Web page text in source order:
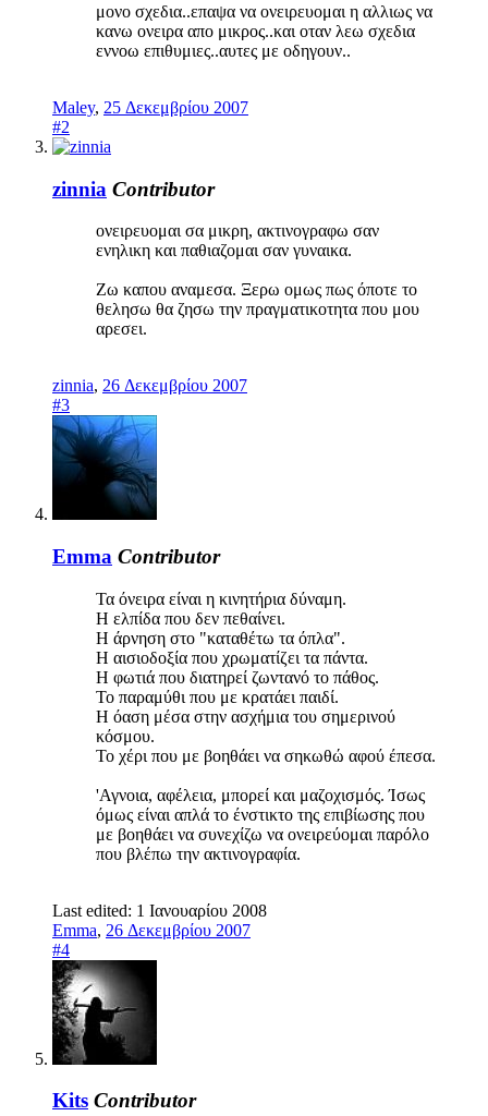
μονο σχεδια..επαψα να ονειρευομαι η αλλιως να
κανω ονειρα απο μικρος..και οταν λεω σχεδια
εννοω επιθυμιες..αυτες με οδηγουν..
Maley, 25 Δεκεμβρίου 2007
#2
zinnia Contributor
ονειρευομαι σα μικρη, ακτινογραφω σαν
ενηλικη και παθιαζομαι σαν γυναικα.
Ζω καπου αναμεσα. Ξερω ομως πως όποτε το
θελησω θα ζησω την πραγματικοτητα που μου
αρεσει.
zinnia, 26 Δεκεμβρίου 2007
#3
Emma Contributor
Τα όνειρα είναι η κινητήρια δύναμη.
Η ελπίδα που δεν πεθαίνει.
Η άρνηση στο "καταθέτω τα όπλα".
Η αισιοδοξία που χρωματίζει τα πάντα.
Η φωτιά που διατηρεί ζωντανό το πάθος.
Το παραμύθι που με κρατάει παιδί.
Η όαση μέσα στην ασχήμια του σημερινού
κόσμου.
Το χέρι που με βοηθάει να σηκωθώ αφού έπεσα.
'Αγνοια, αφέλεια, μπορεί και μαζοχισμός. Ίσως
όμως είναι απλά το ένστικτο της επιβίωσης που
με βοηθάει να συνεχίζω να ονειρεύομαι παρόλο
που βλέπω την ακτινογραφία.
Last edited: 1 Ιανουαρίου 2008
Emma, 26 Δεκεμβρίου 2007
#4
Kits Contributor